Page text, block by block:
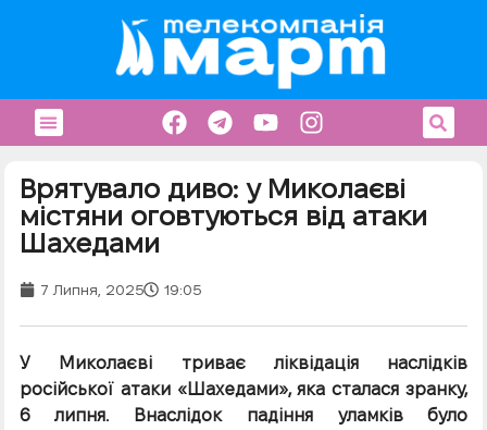
Врятувало диво: у Миколаєві
містяни оговтуються від атаки
Шахедами
7 Липня, 2025 19:05
У Миколаєві триває ліквідація наслідків
російської атаки «Шахедами», яка сталася зранку,
6 липня. Внаслідок падіння уламків було